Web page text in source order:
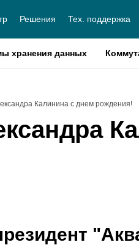
Решения Тех. поддержка
хранения данных
Калинина с днем рождения!